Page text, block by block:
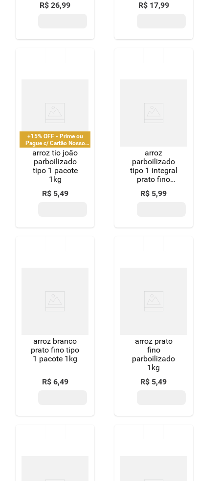
R$ 26,99 R$ 17,99
+15% OFF - Prime ou
Pague c/ Cartão Nosso
Pay
arroz tio joão
parboilizado
tipo 1 pacote
1kg
R$ 5,49
arroz
parboilizado
tipo 1 integral
prato fino
pacote 1kg
R$ 5,99
arroz branco
prato fino tipo
1 pacote 1kg
R$ 6,49
arroz prato
fino
parboilizado
1kg
R$ 5,49